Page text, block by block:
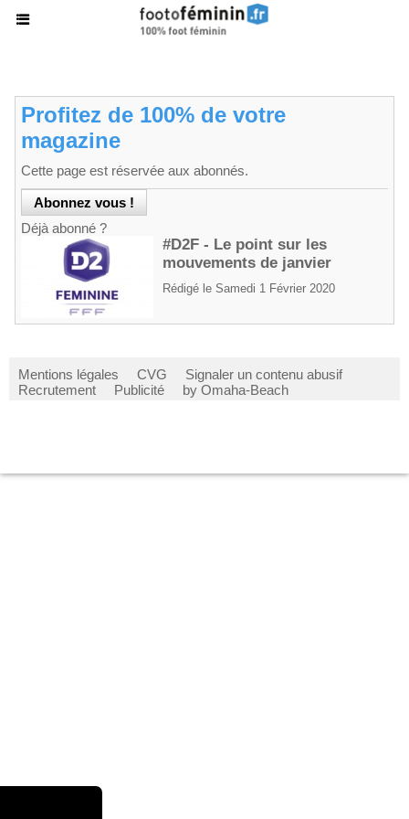
Profitez de 100% de votre
magazine
Cette page est réservée aux abonnés.
Déjà abonné ?
#D2F - Le point sur les
mouvements de janvier
Rédigé le Samedi 1 Février 2020
Mentions légales CVG
Signaler un contenu abusif
Recrutement
Publicité by Omaha-Beach